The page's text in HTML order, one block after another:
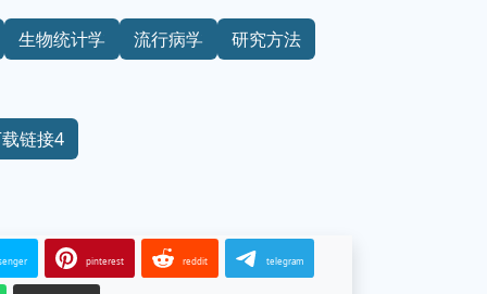
生物统计学 流行病学 研究方法
链接4
pinterest reddit telegram